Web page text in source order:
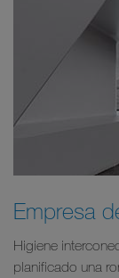
Empresa
Higiene
planificado una